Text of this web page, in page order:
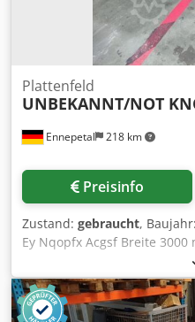
Ennepetal 218 km
Plattenfeld
UNBEKANNT/NOT
Preisinfo
Zustand: gebraucht, Baujahr:
Ey Nqopfx Acgsf Breite
400 mm Maschinengewicht
3 x 0,4 m Die Platte hat 10